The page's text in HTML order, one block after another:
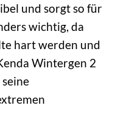
und sorgt so für
wichtig, da
hart werden und
Wintergen 2